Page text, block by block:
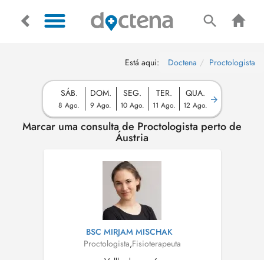
Está aqui: Doctena Proctologista
SÁB.
8 Ago.
DOM.
9 Ago.
SEG.
10 Ago.
TER.
11 Ago.
QUA.
12 Ago.
Marcar uma consulta de Proctologista perto de
Áustria
BSC MIRJAM MISCHAK
Proctologista,Fisioterapeuta